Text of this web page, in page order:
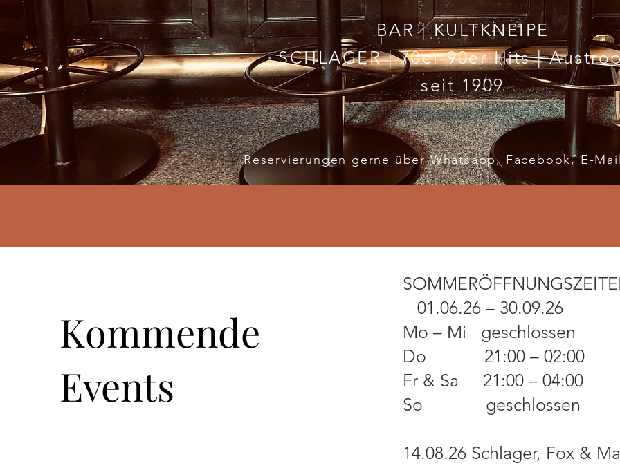
BAR | KULTKNEIPE
SCHLAGER | 70er-90er Hits |
seit 1909
Reservierungen gerne überWhatsapp, Facebook,E-
Kommende
Events
01.06.26 – 30.09.26
Mo – Mi geschlossen
Do 21:00 – 02:00
Fr & Sa 21:00 – 04:00
So geschlossen
14.08.26 Schlager, Fox &